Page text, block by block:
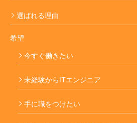
選ばれる理由
希望
今すぐ働きたい
未経験からITエンジニア
手に職をつけたい